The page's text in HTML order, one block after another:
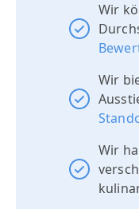
Wir
Wir
Wir